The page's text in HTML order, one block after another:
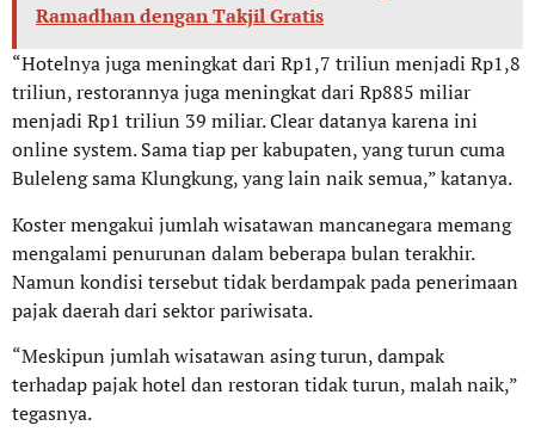
Ramadhan dengan Takjil Gratis
“Hotelnya juga meningkat dari Rp1,7 triliun menjadi Rp1,8
triliun, restorannya juga meningkat dari Rp885 miliar
menjadi Rp1 triliun 39 miliar. Clear datanya karena ini
online system. Sama tiap per kabupaten, yang turun cuma
Buleleng sama Klungkung, yang lain naik semua,” katanya.
Koster mengakui jumlah wisatawan mancanegara memang
mengalami penurunan dalam beberapa bulan terakhir.
Namun kondisi tersebut tidak berdampak pada penerimaan
pajak daerah dari sektor pariwisata.
“Meskipun jumlah wisatawan asing turun, dampak
terhadap pajak hotel dan restoran tidak turun, malah naik,”
tegasnya.